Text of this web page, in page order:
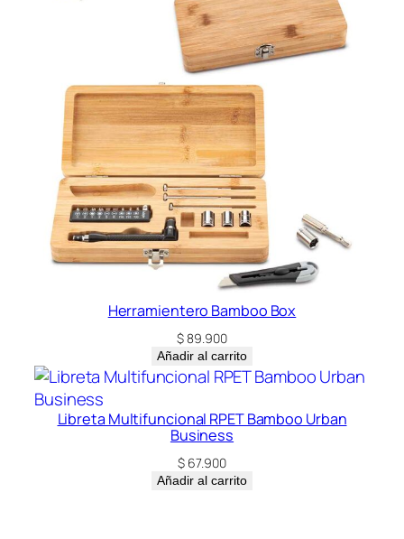
Herramientero Bamboo Box
$89.900
Añadir al carrito
Libreta Multifuncional RPET Bamboo Urban
Business
$ 67.900
Añadir al carrito